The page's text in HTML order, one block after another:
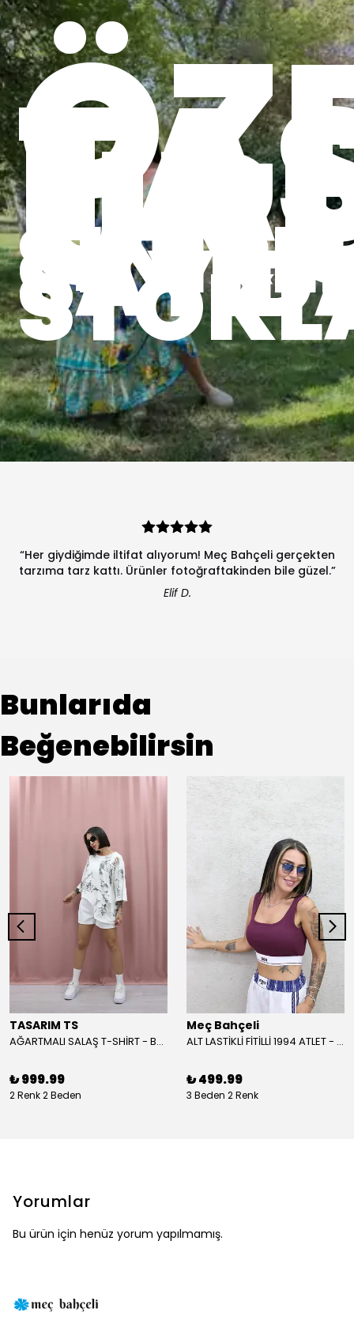
SINIRLI
“Her giydiğimde iltifat alıyorum! Meç Bahçeli gerçekten
tarzıma tarz kattı. Ürünler fotoğraftakinden bile güzel.”
Elif D.
Bunlarıda
Beğenebilirsin
TASARIM TS
AĞARTMALI SALAŞ T-SHİRT - BEYAZ
₺ 999.99
2 Renk 2 Beden
Meç Bahçeli
ALT LASTİKLİ FİTİLLİ 1994 ATLET - BORDO
₺ 499.99
3 Beden 2 Renk
Yorumlar
Bu ürün için henüz yorum yapılmamış.